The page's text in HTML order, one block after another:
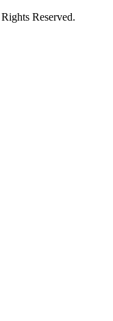
Reserved.